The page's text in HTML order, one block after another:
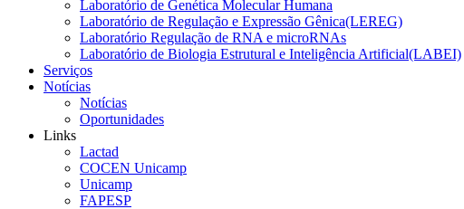
Laboratório de Genética Molecular Humana
Laboratório de Regulação e Expressão Gênica(LEREG)
Laboratório Regulação de RNA e microRNAs
Laboratório de Biologia Estrutural e Inteligência Artificial(LABEI)
Serviços
Notícias
Notícias
Oportunidades
Links
Lactad
COCEN Unicamp
Unicamp
FAPESP